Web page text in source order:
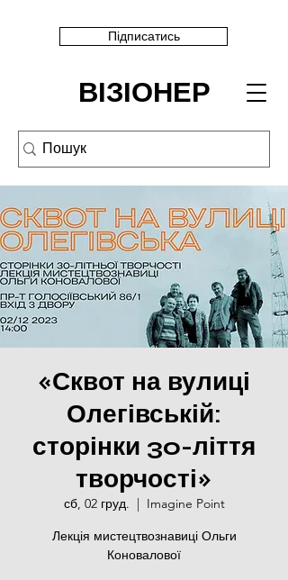
ВІЗІОНЕР
Підписатись
«Сквот на вулиці
Олегівській:
сторінки 30-ліття
творчості»
сб, 02 груд.
  |
Imagine Point
Лекція мистецтвознавиці Ольги
Коновалової